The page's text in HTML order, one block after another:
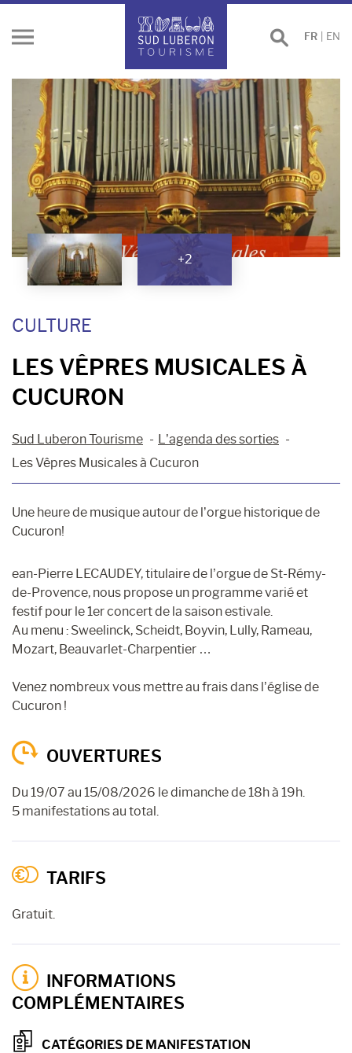
Ouvrir
Effectuer
une
FR EN
+2
CULTURE
LES VÊPRES MUSICALES À
CUCURON
Sud Luberon Tourisme
L’agenda des sorties
Les Vêpres Musicales à Cucuron
Une heure de musique autour de l’orgue historique de
Cucuron!
ean-Pierre LECAUDEY, titulaire de l’orgue de St-Rémy-
de-Provence, nous propose un programme varié et
festif pour le 1er concert de la saison estivale.
Au menu : Sweelinck, Scheidt, Boyvin, Lully, Rameau,
Mozart, Beauvarlet-Charpentier …
Venez nombreux vous mettre au frais dans l’église de
Cucuron !
OUVERTURES
Du 19/07 au 15/08/2026 le dimanche de 18h à 19h.
5 manifestations au total.
TARIFS
Gratuit.
INFORMATIONS
COMPLÉMENTAIRES
CATÉGORIES DE MANIFESTATION